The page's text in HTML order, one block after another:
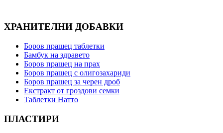
ХРАНИТЕЛНИ ДОБАВКИ
Боров прашец таблетки
Бамбук на здравето
Боров прашец на прах
Боров прашец с олигозахариди
Боров прашец за черен дроб
Екстракт от гроздови семки
Таблетки Натто
ПЛАСТИРИ